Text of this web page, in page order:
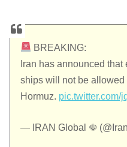
BREAKING:
​Iran has announced
ships will not be allowed
Hormuz. pic.twitter.com/
— IRAN Global ☫